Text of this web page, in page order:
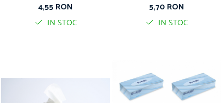
4,55 RON
IN STOC
5,70 RON
IN STOC